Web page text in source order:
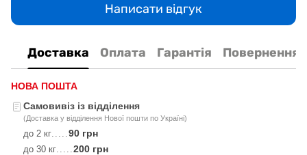
Написати відгук
Доставка Оплата Гарантія Повернення
НОВА ПОШТА
Самовивіз із відділення
(Доставка у відділення Нової пошти по Україні)
до 2 кг.....90 грн
до 30 кг.....200 грн